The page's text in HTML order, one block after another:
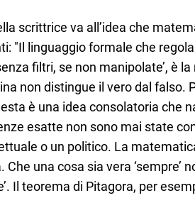
scrittrice va all’idea che
"Il linguaggio formale che
filtri, se non manipolate’, è
non distingue il vero dal falso.
è una idea consolatoria che
esatte non sono mai state
o un politico. La
una cosa sia vera ‘sempre’
Il teorema di Pitagora, per